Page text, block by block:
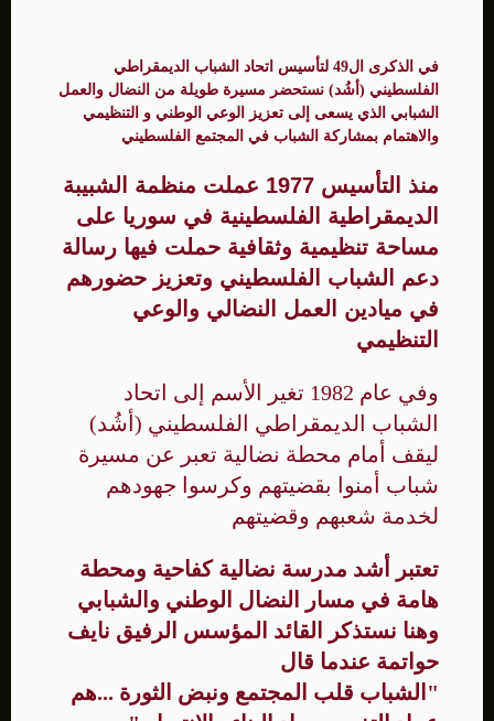
في الذكرى ال49 لتأسيس اتحاد الشباب الديمقراطي
الفلسطيني (أشُد) نستحضر مسيرة طويلة من النضال والعمل
الشبابي الذي يسعى إلى تعزيز الوعي الوطني و التنظيمي
والاهتمام بمشاركة الشباب في المجتمع الفلسطيني
منذ التأسيس 1977 عملت منظمة الشبيبة
الديمقراطية الفلسطينية في سوريا على
مساحة تنظيمية وثقافية حملت فيها رسالة
دعم الشباب الفلسطيني وتعزيز حضورهم
في ميادين العمل النضالي والوعي
التنظيمي
وفي عام 1982 تغير الأسم إلى اتحاد
الشباب الديمقراطي الفلسطيني (أشُد)
ليقف أمام محطة نضالية تعبر عن مسيرة
شباب أمنوا بقضيتهم وكرسوا جهودهم
لخدمة شعبهم وقضيتهم
تعتبر أشد مدرسة نضالية كفاحية ومحطة
هامة في مسار النضال الوطني والشبابي
وهنا نستذكر القائد المؤسس الرفيق نايف
حواتمة عندما قال
"الشباب قلب المجتمع ونبض الثورة ...هم